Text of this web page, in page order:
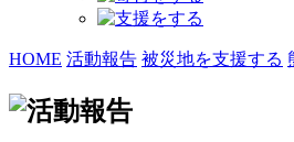
HOME 活動報告 被災地を支援する